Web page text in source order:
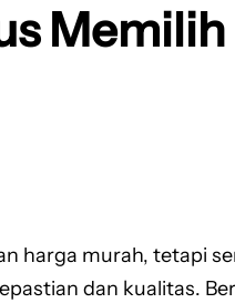
Memilih
harga murah, tetapi
dan kualitas.